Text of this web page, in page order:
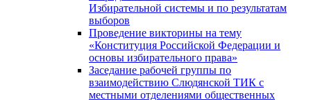
Избирательной системы и по результатам
выборов
Проведение викторины на тему
«Конституция Российской Федерации и
основы избирательного права»
Заседание рабочей группы по
взаимодействию Слюдянской ТИК с
местными отделениями общественных